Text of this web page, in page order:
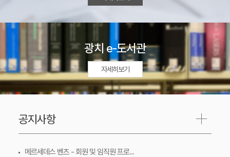
광치 e-도서관
자세히보기
공지사항
메르세데스 벤츠 - 회원 및 임직원 프로...